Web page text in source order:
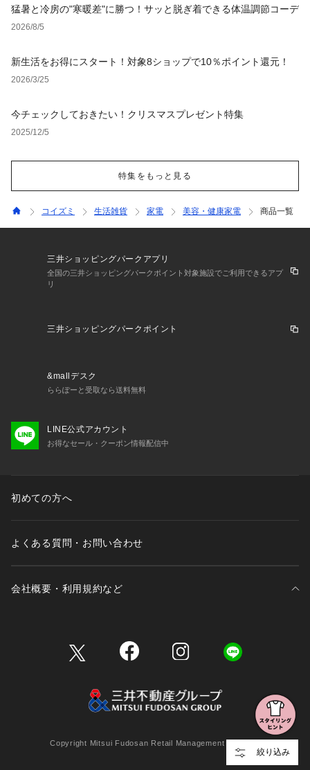
猛暑と冷房の"寒暖差"に勝つ！サッと脱ぎ着できる体温調節コーデ
2026/8/5
新生活をお得にスタート！対象8ショップで10％ポイント還元！
2026/3/25
今チェックしておきたい！クリスマスプレゼント特集
2025/12/5
特集をもっと見る
絞り込み
コイズミ 生活雑貨 家電 美容・健康家電 商品一覧
三井ショッピングパークアプリ
全国の三井ショッピングパークポイント対象施設でご利用できるアプ
リ
三井ショッピングパークポイント
&mallデスク
ららぽーと受取なら送料無料
LINE公式アカウント
お得なセール・クーポン情報配信中
初めての方へ
よくある質問・お問い合わせ
会社概要・利用規約など
Copyright Mitsui Fudosan Retail Management Co., Ltd.